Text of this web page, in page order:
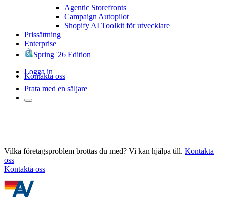
Agentic Storefronts
Campaign Autopilot
Shopify AI Toolkit för utvecklare
Prissättning
Enterprise
Spring '26 Edition
Logga in
Kontakta oss
Prata med en säljare
Vilka företagsproblem brottas du med? Vi kan hjälpa till. Kontakta
oss
Kontakta oss